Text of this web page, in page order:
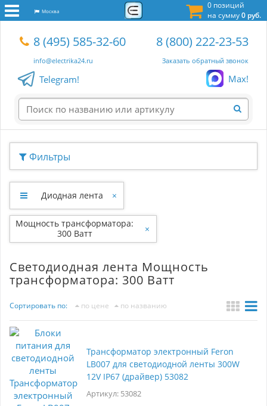
0 позиций
на сумму0 руб.
Москва
8 (495) 585-32-60
info@electrika24.ru
8 (800) 222-23-53
Заказать обратный звонок
Telegram! Max!
Фильтры
Диодная лента ×
Мощность трансформатора:
300 Ватт
×
Светодиодная лента Мощность
трансформатора: 300 Ватт
Сортировать по: по цене по названию
Трансформатор электронный Feron
LB007 для светодиодной ленты 300W
12V IP67 (драйвер) 53082
Артикул: 53082